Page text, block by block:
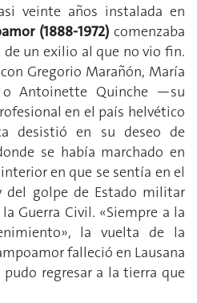
veinte años instalada en
(1888-1972) comenzaba
un exilio al que no vio fin.
Gregorio Marañón, María
o Antoinette Quinche —su
en el país helvético
desistió en su deseo de
se había marchado en
en que se sentía en el
del golpe de Estado militar
Guerra Civil. «Siempre a la
la vuelta de la
falleció en Lausana
pudo regresar a la tierra que